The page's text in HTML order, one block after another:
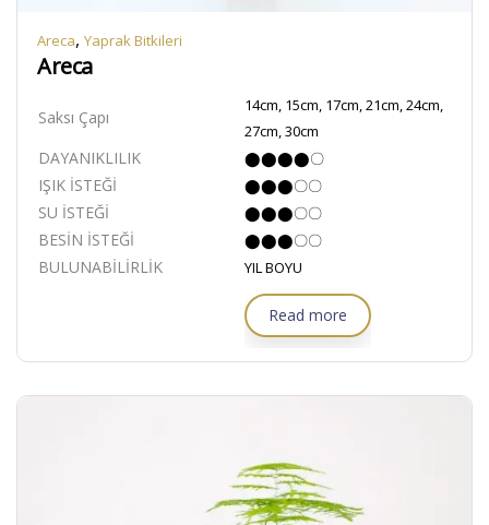
Areca, Yaprak Bitkileri
Areca
Saksı Çapı
14cm, 15cm, 17cm, 21cm, 24cm,
27cm, 30cm
DAYANIKLILIK ⬤⬤⬤⬤〇
IŞIK İSTEĞİ ⬤⬤⬤〇〇
SU İSTEĞİ ⬤⬤⬤〇〇
BESİN İSTEĞİ ⬤⬤⬤〇〇
BULUNABİLİRLİK YIL BOYU
Read more